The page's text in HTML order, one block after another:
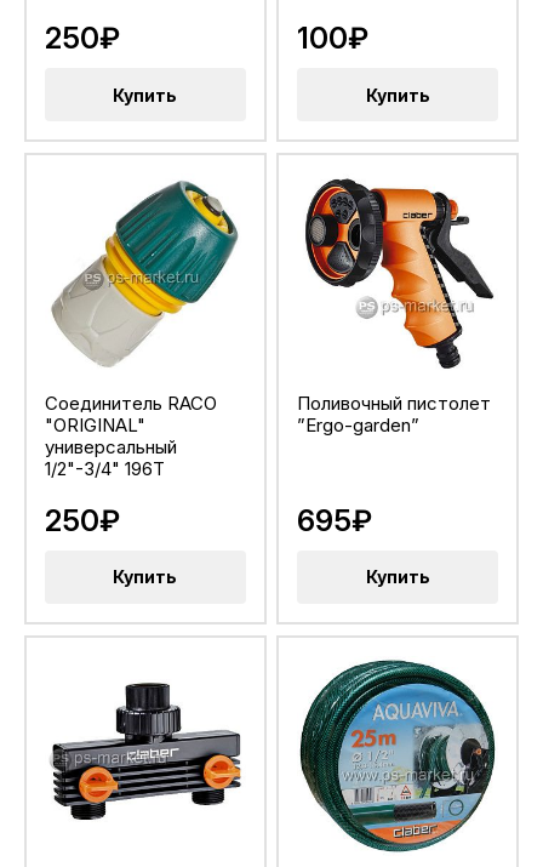
250₽
Купить
100₽
Купить
Соединитель RACO
"ORIGINAL"
универсальный
1/2"-3/4" 196T
250₽
Купить
Поливочный пистолет
”Ergo-garden”
695₽
Купить